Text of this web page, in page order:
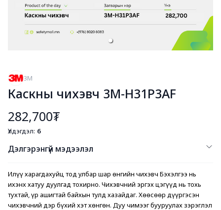
3M
Каскны чихэвч 3M-H31P3AF
282,700₮
Үлдэгдэл: 6
Дэлгэрэнгүй мэдээлэл
Илүү харагдахуйц тод улбар шар өнгийн чихэвч Бэхэлгээ нь
ихэнх хатуу дуулгад тохирно. Чихэвчний эргэх цэгүүд нь тохь
тухтай, үр ашигтай байхын тулд хазайдаг. Хөөсөөр дүүргэсэн
чихэвчний дэр бүхий хэт хөнгөн. Дуу чимээг бууруулах зэрэглэл